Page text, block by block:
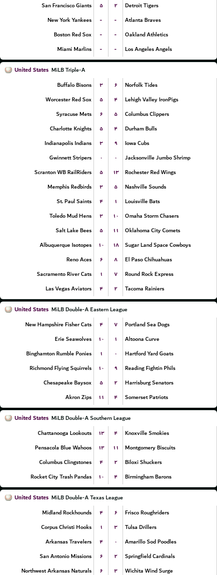
San Francisco Giants
۵ ۲
Detroit Tigers
New York Yankees
- -
Atlanta Braves
Boston Red Sox
- -
Oakland Athletics
Miami Marlins
- - Los Angeles Angels
United States MiLB Triple-A
Buffalo Bisons
۳ ۶
Norfolk Tides
Worcester Red Sox
۵ ۴
Lehigh Valley IronPigs
Syracuse Mets
۶ ۵
Columbus Clippers
Charlotte Knights
۵ ۴
Durham Bulls
Indianapolis Indians
۳ ۹
Iowa Cubs
Gwinnett Stripers
۰ ۰
Jacksonville Jumbo Shrimp
Scranton WB RailRiders
۵ ۱۳
Rochester Red Wings
Memphis Redbirds
۳ ۵
Nashville Sounds
St. Paul Saints
۴ ۱
Louisville Bats
Toledo Mud Hens
۳ ۱۰
Omaha Storm Chasers
Salt Lake Bees
۵ ۱۱
Oklahoma City Comets
Albuquerque Isotopes
۱۰ ۱۸
Sugar Land Space Cowboys
Reno Aces
۶ ۸
El Paso Chihuahuas
Sacramento River Cats
۱ ۷
Round Rock Express
Las Vegas Aviators
۴ ۲ Tacoma Rainiers
United States MiLB Double-A Eastern League
New Hampshire Fisher Cats
۴ ۷
Portland Sea Dogs
Erie Seawolves
۱۰ ۱
Altoona Curve
Binghamton Rumble Ponies
۱ ۰
Hartford Yard Goats
Richmond Flying Squirrels
۱۰ ۹
Reading Fightin Phils
Chesapeake Baysox
۵ ۲
Harrisburg Senators
Akron Zips
۱۱ ۴ Somerset Patriots
United States MiLB Double-A Southern League
Chattanooga Lookouts
۱۳ ۴
Knoxville Smokies
Pensacola Blue Wahoos
۱۳ ۱۱
Montgomery Biscuits
Columbus Clingstones
۴ ۲
Biloxi Shuckers
Rocket City Trash Pandas
۱۰ ۴ Birmingham Barons
United States MiLB Double-A Texas League
Midland Rockhounds
۴ ۶
Frisco Roughriders
Corpus Christi Hooks
۱ ۳
Tulsa Drillers
Arkansas Travelers
۴ ۰
Amarillo Sod Poodles
San Antonio Missions
۶ ۲
Springfield Cardinals
Northwest Arkansas Naturals
۶ ۳ Wichita Wind Surge